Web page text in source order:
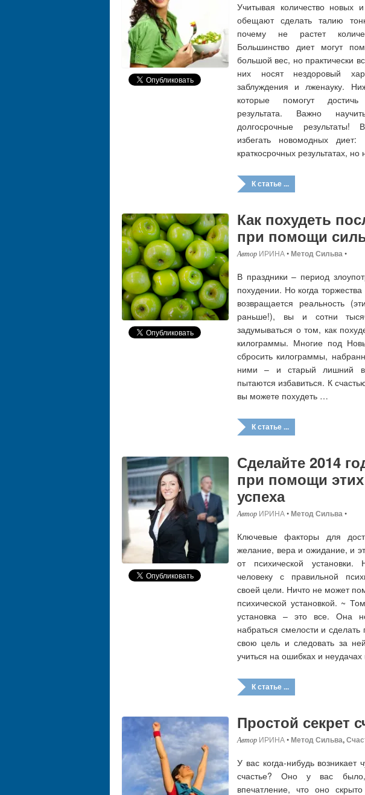
Учитывая количество новых
обещают сделать талию
почему не растет
Большинство диет могут
большой вес, но практически
них носят нездоровый
заблуждения и лженауку.
которые помогут достичь
результата. Важно
долгосрочные результаты!
избегать новомодных
краткосрочных результатах,
К статье ...
Как похудеть
при помощи
ИРИНА•Метод Сильва•
В праздники – период
похудении. Но когда
возвращается реальность
раньше!), вы и сотни
задумываться о том, как
килограммы. Многие под
сбросить килограммы,
ними – и старый лишний
пытаются избавиться. К
вы можете похудеть …
К статье ...
Сделайте 2014
при помощи
успеха
ИРИНА•Метод Сильва•
Ключевые факторы для
желание, вера и ожидание, и
от психической
человеку с правильной
своей цели. Ничто не может
психической установкой. ~
установка – это все. Она
набраться смелости и
свою цель и следовать за
учиться на ошибках и
К статье ...
Простой секрет
ИРИНА•Метод Сильва,
У вас когда-нибудь возникает
счастье? Оно у вас
впечатление, что оно